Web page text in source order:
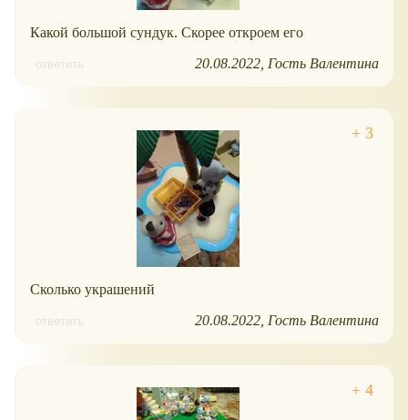
Какой большой сундук. Скорее откроем его
ответить 20.08.2022 Гость Валентина
Сколько украшений
ответить 20.08.2022 Гость Валентина